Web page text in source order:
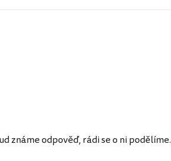
známe odpověď, rádi se o ni podělíme.